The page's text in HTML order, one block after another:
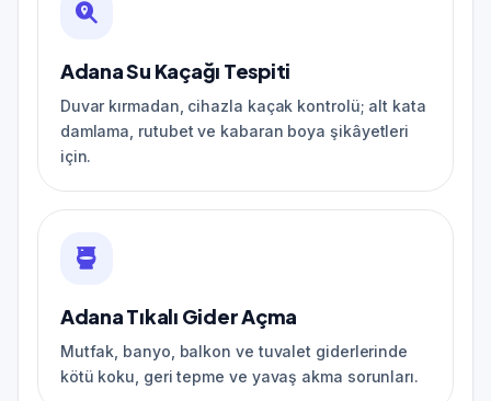
Adana Su Kaçağı Tespiti
Duvar kırmadan, cihazla kaçak kontrolü; alt kata
damlama, rutubet ve kabaran boya şikâyetleri
için.
Adana Tıkalı Gider Açma
Mutfak, banyo, balkon ve tuvalet giderlerinde
kötü koku, geri tepme ve yavaş akma sorunları.